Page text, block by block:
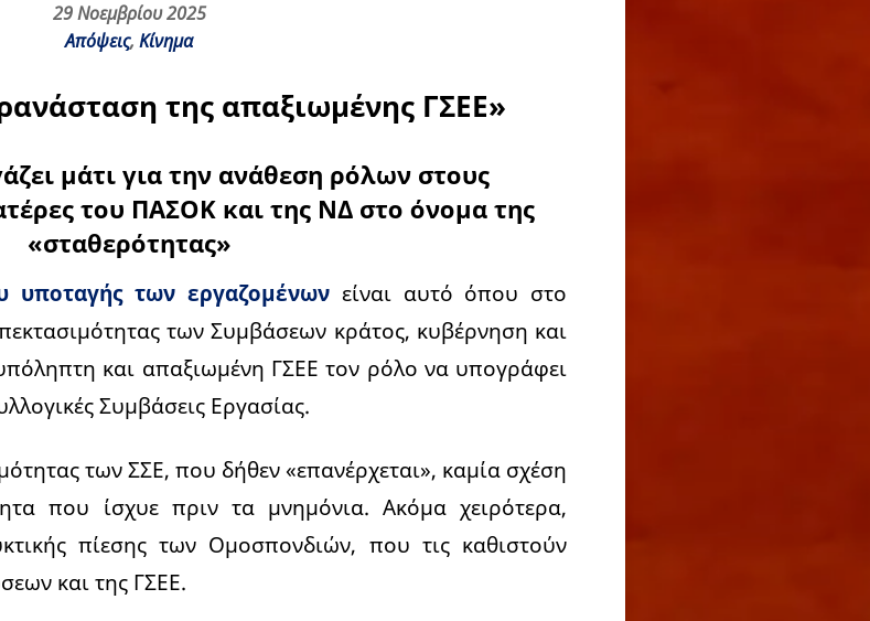
29 Νοεμβρίου 2025
Απόψεις, Κίνημα
της απαξιωμένης ΓΣΕΕ»
μάτι για την ανάθεση ρόλων στους
του ΠΑΣΟΚ και της ΝΔ στο όνομα της
«σταθερότητας»
υποταγής των εργαζομένωνείναι αυτό όπου στο
των Συμβάσεων κράτος, κυβέρνηση και
και απαξιωμένη ΓΣΕΕ τον ρόλο να υπογράφει
Συμβάσεις Εργασίας.
των ΣΣΕ, που δήθεν «επανέρχεται», καμία σχέση
που ίσχυε πριν τα μνημόνια. Ακόμα χειρότερα,
πίεσης των Ομοσπονδιών, που τις καθιστούν
και της ΓΣΕΕ.